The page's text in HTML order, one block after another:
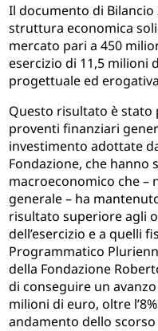
Il documento di
struttura economica
mercato pari a 450
esercizio di 11,5 milioni
progettuale ed
Questo risultato è stato
proventi finanziari
investimento adottate
Fondazione, che
macroeconomico che –
generale – ha
risultato superiore agli
dell’esercizio e a quelli
Programmatico
della Fondazione
di conseguire un
milioni di euro, oltre
andamento dello scorso